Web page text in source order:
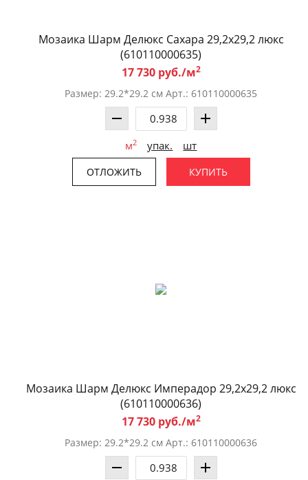
Мозаика Шарм Делюкс Саxара 29,2x29,2 люкс
(610110000635)
17 730 руб./м2
Размер: 29.2*29.2 см Арт.: 610110000635
м2 упак. шт
ОТЛОЖИТЬ КУПИТЬ
Мозаика Шарм Делюкс Имперадор 29,2x29,2 люкс
(610110000636)
17 730 руб./м2
Размер: 29.2*29.2 см Арт.: 610110000636